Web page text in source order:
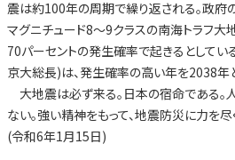
震は約100年の周期で繰り返される。政府
マグニチュード8～9クラスの南海トラフ
70パーセントの発生確率で起きるとして
京大総長)は、発生確率の高い年を2038年
大地震は必ず来る。日本の宿命である。
ない。強い精神をもって、地震防災に力を尽
(令和6年1月15日)